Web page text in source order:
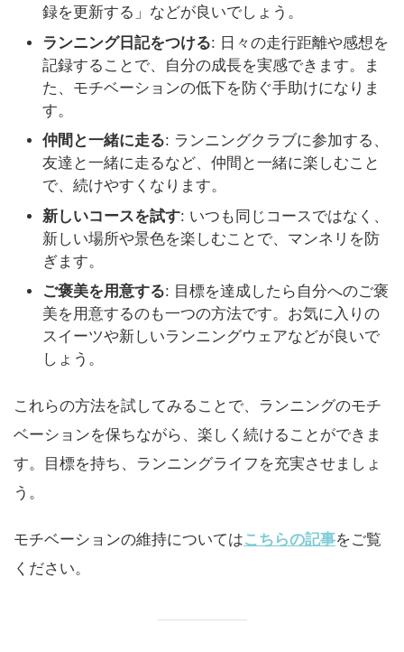
録を更新する」などが良いでしょう。
ランニング日記をつける: 日々の走行距離や感想を
記録することで、自分の成長を実感できます。ま
た、モチベーションの低下を防ぐ手助けになりま
す。
仲間と一緒に走る: ランニングクラブに参加する、
友達と一緒に走るなど、仲間と一緒に楽しむこと
で、続けやすくなります。
新しいコースを試す: いつも同じコースではなく、
新しい場所や景色を楽しむことで、マンネリを防
ぎます。
ご褒美を用意する: 目標を達成したら自分へのご褒
美を用意するのも一つの方法です。お気に入りの
スイーツや新しいランニングウェアなどが良いで
しょう。
これらの方法を試してみることで、ランニングのモチ
ベーションを保ちながら、楽しく続けることができま
す。目標を持ち、ランニングライフを充実させましょ
う。
モチベーションの維持についてはこちらの記事をご覧
ください。